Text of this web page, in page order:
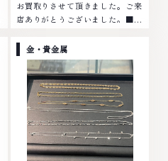
お買取りさせて頂きました。ご来
店ありがとうございました。■地
イヤモンド ブランド品 ブランド
衣類 お酒買取りのことなら、お
任せくださいなかでも金・プラチ
ナ等のアクセサリー・貴金属・宝
石・ダイヤモンド・ジュエリーや
ブランド品・時計等は特に自信を
持って、高額査定を実現しており
ます。 古くて使わなくなってし
まったアクセサリー、動かなくな
金・貴金属